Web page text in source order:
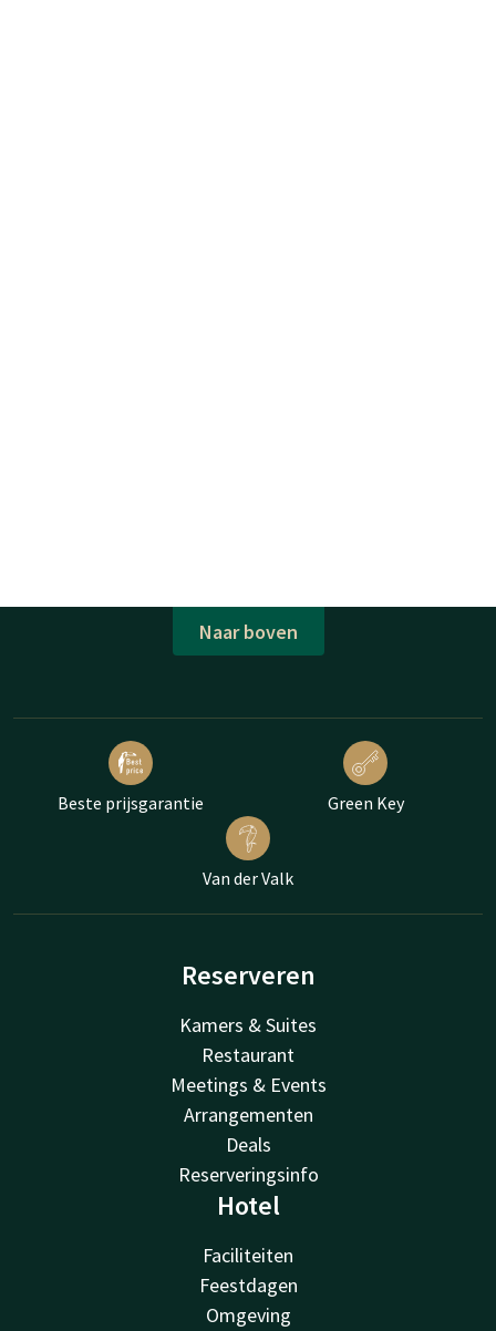
Naar boven
Beste prijsgarantie Green Key
Van der Valk
Reserveren
Kamers & Suites
Restaurant
Meetings & Events
Arrangementen
Deals
Reserveringsinfo
Hotel
Faciliteiten
Feestdagen
Omgeving